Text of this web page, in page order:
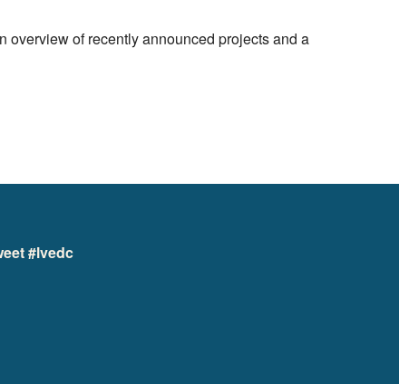
overview of recently announced projects and a
#lvedc